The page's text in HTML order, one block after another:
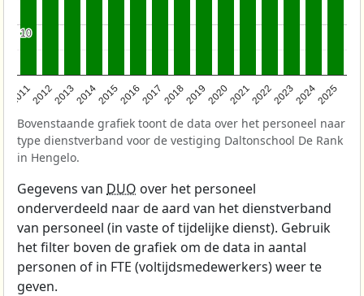
201120122013201420152016201720182019202020212022202320242025
10
10
Bovenstaande grafiek toont de data over het personeel naar
type dienstverband voor de vestiging Daltonschool De Rank
in Hengelo.
Gegevens van DUO over het personeel
onderverdeeld naar de aard van het dienstverband
van personeel (in vaste of tijdelijke dienst). Gebruik
het filter boven de grafiek om de data in aantal
personen of in FTE (voltijdsmedewerkers) weer te
geven.